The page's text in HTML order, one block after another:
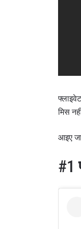
मिस
आइए
#1